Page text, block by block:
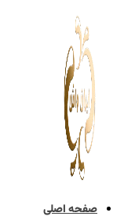
پرش
محتوا
صفحه اصلی